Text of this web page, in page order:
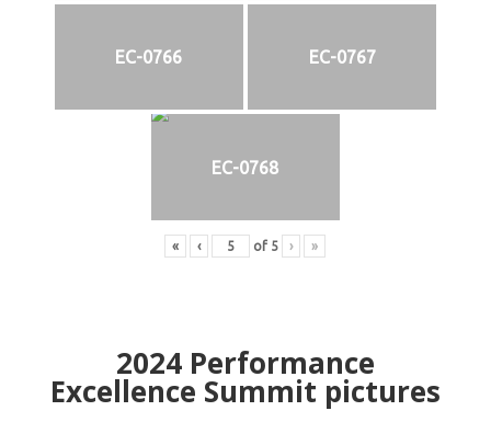
EC-0766 EC-0767
EC-0768
« ‹ of 5 › »
2024Performance
Excellence Summit pictures